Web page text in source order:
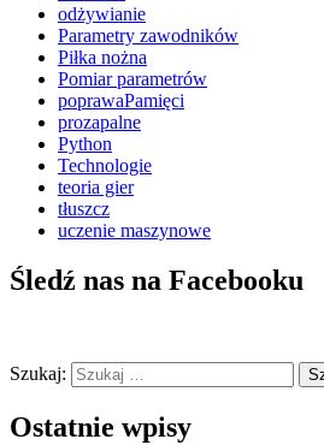
odżywianie
Parametry zawodników
Piłka nożna
Pomiar parametrów
poprawaPamięci
prozapalne
Python
Technologie
teoria gier
tłuszcz
uczenie maszynowe
Śledź nas na Facebooku
Szukaj:
Ostatnie wpisy